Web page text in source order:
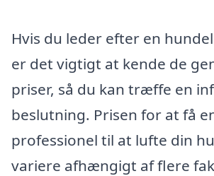
Hvis du leder efter en
er det vigtigt at kende de
priser, så du kan træffe en
beslutning. Prisen for at få
professionel til at lufte din
variere afhængigt af flere